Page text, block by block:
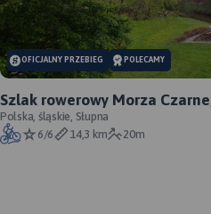
OFICJALNY PRZEBIEG POLECAMY
Szlak rowerowy Morza
oficjalny przebieg
Polska, śląskie, Słupna
6/6
14,3 km 20m